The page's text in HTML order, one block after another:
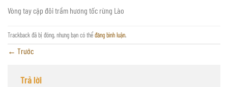
Vòng tay cặp đôi trầm hương tốc rừng Lào
Trackback đã bị đóng, nhưng bạn có thểđăng bình luận.
← Trước
Trả lời